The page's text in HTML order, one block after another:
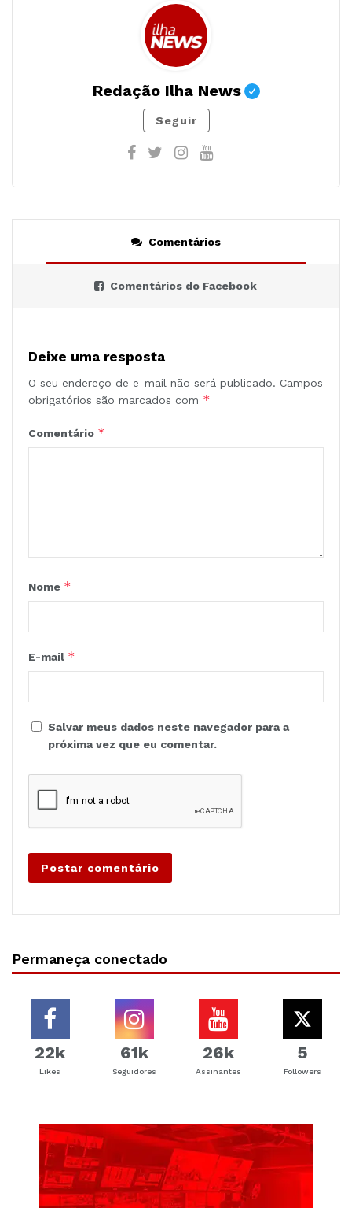
Redação Ilha News
Seguir
Comentários
Comentários do Facebook
Deixe uma resposta
O seu endereço de e-mail não será publicado. Campos
obrigatórios são marcados com *
Comentário *
Nome *
E-mail *
Salvar meus dados neste navegador para a
próxima vez que eu comentar.
Permaneça conectado
22k
Likes
61k
Seguidores
26k
Assinantes
5
Followers